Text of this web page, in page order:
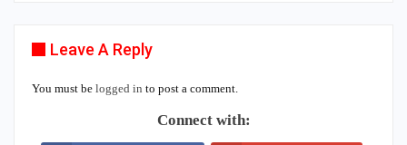
Leave A Reply
You must be logged in to post a comment.
Connect with: